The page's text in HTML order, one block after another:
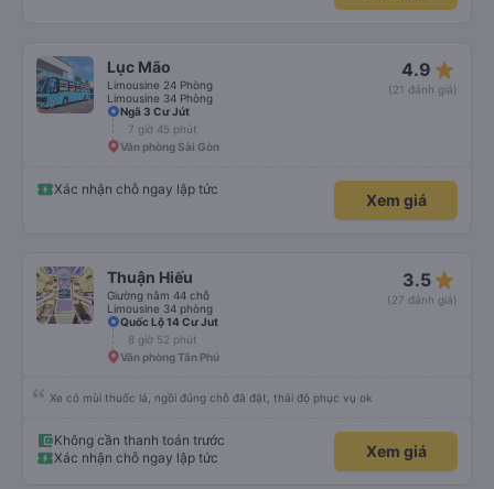
Lục Mão
Limousine 24 Phòng
Limousine 34 Phòng
4.9 star_rate
(21 đánh giá)
Ngã 3 Cư Jút
7 giờ 45 phút
Văn phòng Sài Gòn
Xác nhận chỗ ngay lập tức
Xem giá
Thuận Hiếu
Giường nằm 44 chỗ
Limousine 34 phòng
3.5 star_rate
(27 đánh giá)
Quốc Lộ 14 Cư Jut
8 giờ 52 phút
Văn phòng Tân Phú
Xe có mùi thuốc lá, ngồi đúng chỗ đã đặt, thái độ phục vụ ok
Không cần thanh toán trước
Xác nhận chỗ ngay lập tức
Xem giá